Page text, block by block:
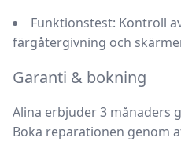
Funktionstest: Kontroll
färgåtergivning och
Garanti & bokning
Alina erbjuder3 månaders
Boka reparationen genom